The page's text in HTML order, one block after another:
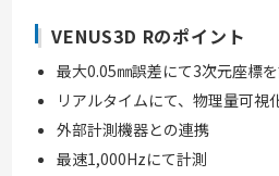
VENUS3D Rのポイント
最大0.05㎜誤差にて3次元座標
リアルタイムにて、物理量可視
外部計測機器との連携
最速1,000Hzにて計測